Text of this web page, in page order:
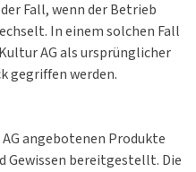
Fall, wenn der Betrieb
In einem solchen Fall
AG als ursprünglicher
gegriffen werden.
angebotenen Produkte
Gewissen bereitgestellt. Die